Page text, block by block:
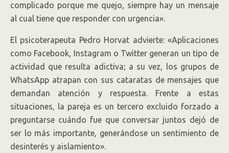
complicado porque me quejo, siempre hay un mensaje
al cual tiene que responder con urgencia».
El psicoterapeuta Pedro Horvat advierte: «Aplicaciones
como Facebook, Instagram o Twitter generan un tipo de
actividad que resulta adictiva; a su vez, los grupos de
WhatsApp atrapan con sus cataratas de mensajes que
demandan atención y respuesta. Frente a estas
situaciones, la pareja es un tercero excluido forzado a
preguntarse cuándo fue que conversar juntos dejó de
ser lo más importante, generándose un sentimiento de
desinterés y aislamiento».